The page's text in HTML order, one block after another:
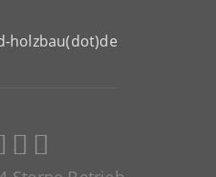
holzbau(dot)de